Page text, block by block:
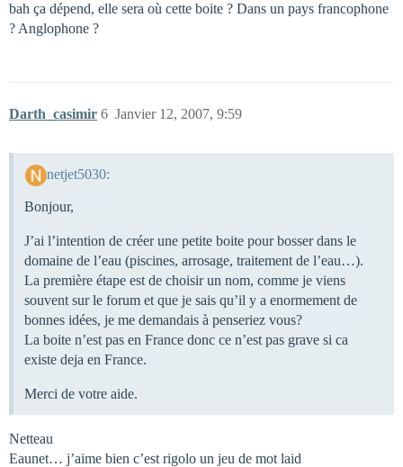
bah ça dépend, elle sera où cette boite ? Dans un pays francophone
? Anglophone ?
Darth_casimir Janvier 12, 2007, 9:59
6
netjet5030:
Bonjour,
J’ai l’intention de créer une petite boite pour bosser dans le
domaine de l’eau (piscines, arrosage, traitement de l’eau…).
La première étape est de choisir un nom, comme je viens
souvent sur le forum et que je sais qu’il y a enormement de
bonnes idées, je me demandais à penseriez vous?
La boite n’est pas en France donc ce n’est pas grave si ca
existe deja en France.
Merci de votre aide.
Netteau
Eaunet… j’aime bien c’est rigolo un jeu de mot laid